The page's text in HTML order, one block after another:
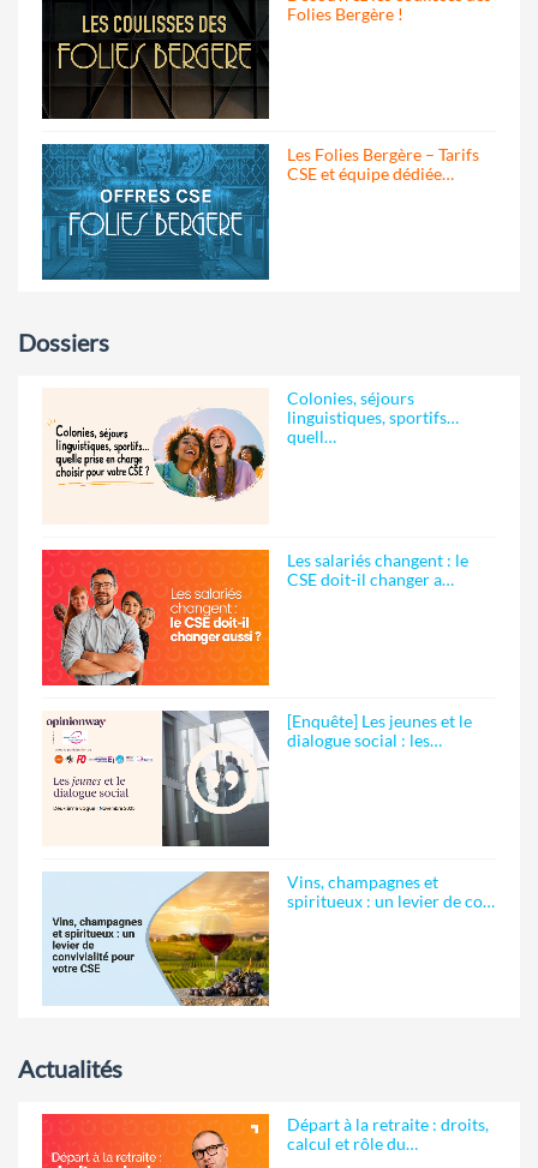
Folies Bergère !
Les Folies Bergère – Tarifs
CSE et équipe dédiée…
Dossiers
Colonies, séjours
linguistiques, sportifs…
quell…
Les salariés changent : le
CSE doit-il changer a…
[Enquête] Les jeunes et le
dialogue social : les…
Vins, champagnes et
spiritueux : un levier de co…
Actualités
Départ à la retraite : droits,
calcul et rôle du…